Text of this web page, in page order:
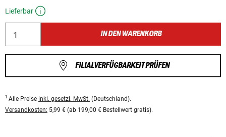
Lieferbar
IN DEN WARENKORB
FILIALVERFÜGBARKEIT PRÜFEN
1 Alle Preise inkl. gesetzl. MwSt. (Deutschland).
Versandkosten: 5,99 € (ab 199,00 € Bestellwert gratis).